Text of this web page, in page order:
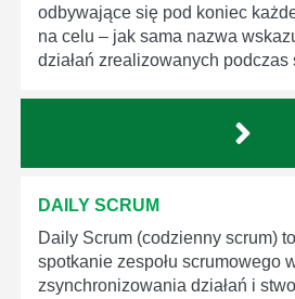
odbywające się pod koniec
na celu – jak sama nazwa
działań zrealizowanych podczas
DAILY SCRUM
Daily Scrum (codzienny scrum)
spotkanie zespołu scrumowego
zsynchronizowania działań i